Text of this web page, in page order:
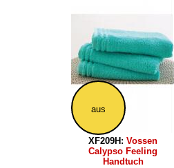
aus
XF209H: Vossen
Calypso Feeling
Handtuch